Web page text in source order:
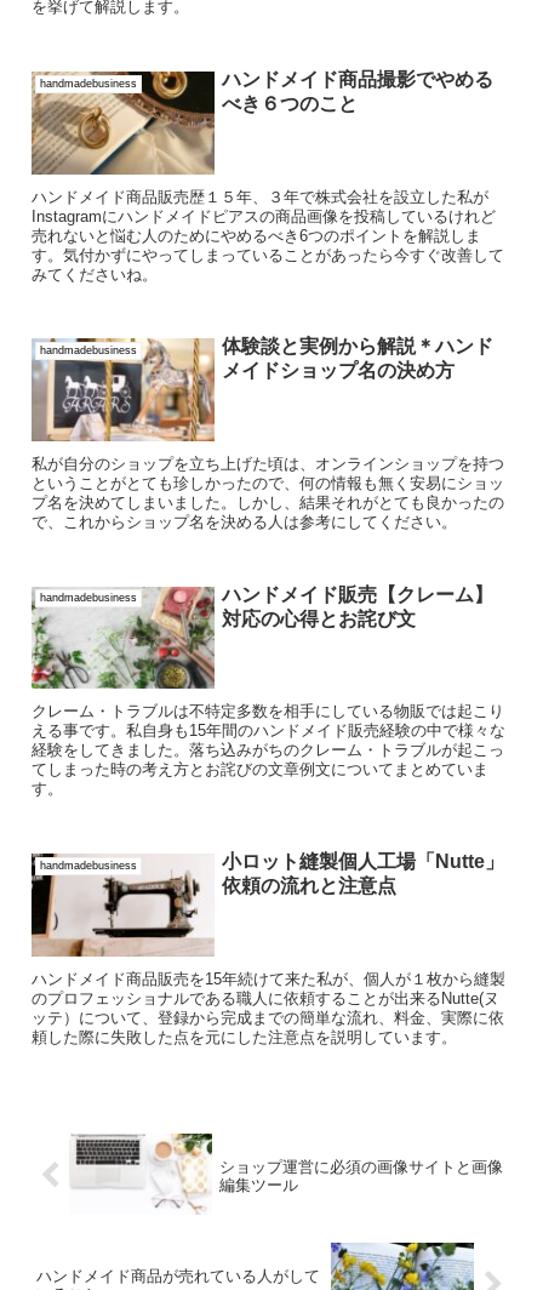
を挙げて解説します。
handmadebusiness
ハンドメイド商品撮影でやめる
べき６つのこと
ハンドメイド商品販売歴１５年、３年で株式会社を設立した私が
Instagramにハンドメイドピアスの商品画像を投稿しているけれど
売れないと悩む人のためにやめるべき6つのポイントを解説しま
す。気付かずにやってしまっていることがあったら今すぐ改善して
みてくださいね。
handmadebusiness
体験談と実例から解説＊ハンド
メイドショップ名の決め方
私が自分のショップを立ち上げた頃は、オンラインショップを持つ
ということがとても珍しかったので、何の情報も無く安易にショッ
プ名を決めてしまいました。しかし、結果それがとても良かったの
で、これからショップ名を決める人は参考にしてください。
handmadebusiness
ハンドメイド販売【クレーム】
対応の心得とお詫び文
クレーム・トラブルは不特定多数を相手にしている物販では起こり
える事です。私自身も15年間のハンドメイド販売経験の中で様々な
経験をしてきました。落ち込みがちのクレーム・トラブルが起こっ
てしまった時の考え方とお詫びの文章例文についてまとめていま
す。
handmadebusiness
小ロット縫製個人工場「Nutte」
依頼の流れと注意点
ハンドメイド商品販売を15年続けて来た私が、個人が１枚から縫製
のプロフェッショナルである職人に依頼することが出来るNutte(ヌ
ッテ）について、登録から完成までの簡単な流れ、料金、実際に依
頼した際に失敗した点を元にした注意点を説明しています。
ショップ運営に必須の画像サイトと画像
編集ツール
ハンドメイド商品が売れている人がして